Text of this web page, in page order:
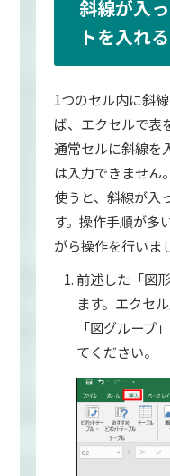
斜線が入
トを入れ
1つのセル内に斜
ば、エクセルで表
通常セルに斜線を
は入力できません
使うと、斜線が入
す。操作手順が多
がら操作を行いま
前述した「図
ます。エクセ
「図グループ
てください。